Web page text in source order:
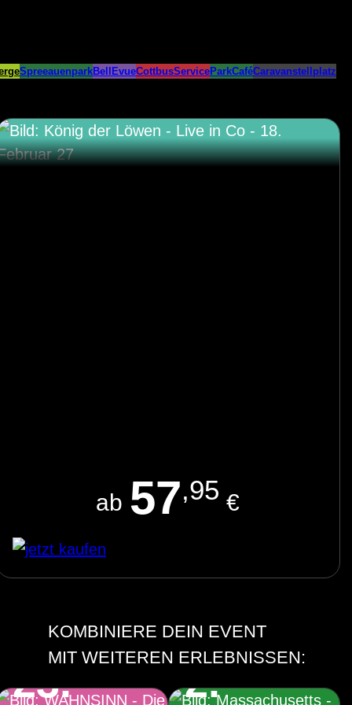
SpreeauenparkBellEvueCottbusServiceParkCaféCaravanstellplatz
ab 57,95 €
KOMBINIERE DEIN EVENT
MIT WEITEREN ERLEBNISSEN:
WAHNSINN – Die
23.
Massachusetts –
2.